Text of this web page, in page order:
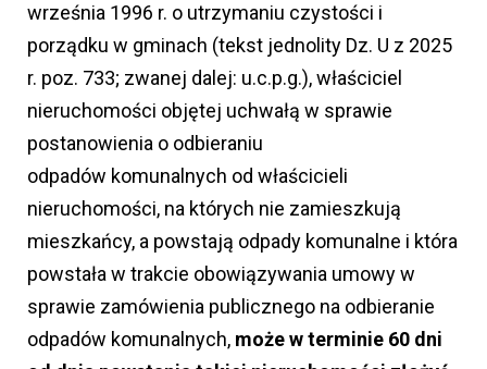
września 1996 r. o utrzymaniu czystości i
porządku w gminach (tekst jednolity Dz. U z 2025
r. poz. 733; zwanej dalej: u.c.p.g.), właściciel
nieruchomości objętej uchwałą w sprawie
postanowienia o odbieraniu
odpadów komunalnych od właścicieli
nieruchomości, na których nie zamieszkują
mieszkańcy, a powstają odpady komunalne i która
powstała w trakcie obowiązywania umowy w
sprawie zamówienia publicznego na odbieranie
odpadów komunalnych, może w terminie 60 dni